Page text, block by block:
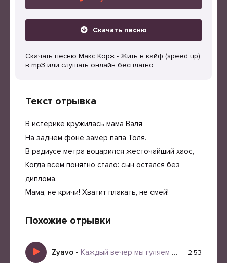
Скачать песню
Скачать песню Макс Корж - Жить в кайф (speed up)
в mp3 или слушать онлайн бесплатно
Текст отрывка
В истерике кружилась мама Валя,
На заднем фоне замер папа Толя.
В радиусе метра воцарился жесточайший хаос,
Когда всем понятно стало: сын остался без
диплома.
Мама, не кричи! Хватит плакать, не смей!
Похожие отрывки
Zyavo - Каждый вечер мы гуляем и танцуем и кайфуем и кайф кайф! 2:53